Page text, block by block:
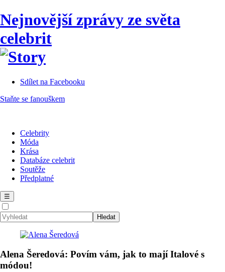
Nejnovější zprávy ze světa
celebrit
Sdílet na Facebooku
Staňte se fanouškem
Celebrity
Móda
Krása
Databáze celebrit
Soutěže
Předplatné
☰
Alena Šeredová: Povím vám, jak to mají Italové s
módou!